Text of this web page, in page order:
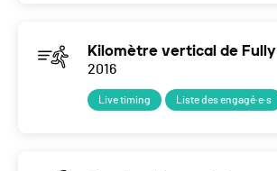
Kilomètre vertical de Fully
2016
Live timing Liste des engagé·e·s